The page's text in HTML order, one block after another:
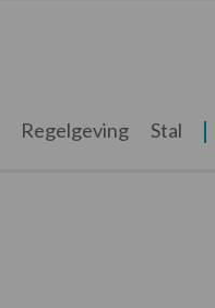
Regelgeving Stal